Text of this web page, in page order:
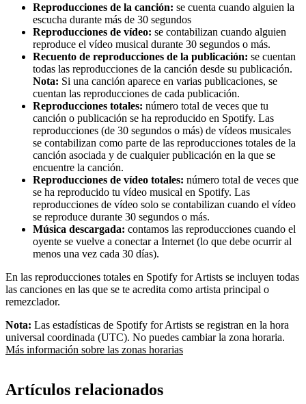
Reproducciones de la canción: se cuenta cuando alguien la
escucha durante más de 30 segundos
Reproducciones de vídeo: se contabilizan cuando alguien
reproduce el vídeo musical durante 30 segundos o más.
Recuento de reproducciones de la publicación: se cuentan
todas las reproducciones de la canción desde su publicación.
Nota: Si una canción aparece en varias publicaciones, se
cuentan las reproducciones de cada publicación.
Reproducciones totales: número total de veces que tu
canción o publicación se ha reproducido en Spotify. Las
reproducciones (de 30 segundos o más) de vídeos musicales
se contabilizan como parte de las reproducciones totales de la
canción asociada y de cualquier publicación en la que se
encuentre la canción.
Reproducciones de vídeo totales: número total de veces que
se ha reproducido tu vídeo musical en Spotify. Las
reproducciones de vídeo solo se contabilizan cuando el vídeo
se reproduce durante 30 segundos o más.
Música descargada: contamos las reproducciones cuando el
oyente se vuelve a conectar a Internet (lo que debe ocurrir al
menos una vez cada 30 días).
En las reproducciones totales en Spotify for Artists se incluyen todas
las canciones en las que se te acredita como artista principal o
remezclador.
Nota: Las estadísticas de Spotify for Artists se registran en la hora
universal coordinada (UTC). No puedes cambiar la zona horaria.
Más información sobre las zonas horarias
Artículos relacionados